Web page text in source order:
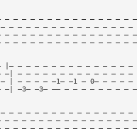
— — — — — — — — — — — — — —
— — — — — — — — — — — — — — —
— — — — — — — — — — — — — — —
— — — — — — — — — — — — — — —
|— — — — — — — — — — — — — — —
—| — — — — — — — — — — — — — —
| — — — — —1— —1 — 0— — — — —
—3— —3— —— — — — — — — — —
— — — — — — — — — — — — — — —
— — — — — — — — — — — — — —